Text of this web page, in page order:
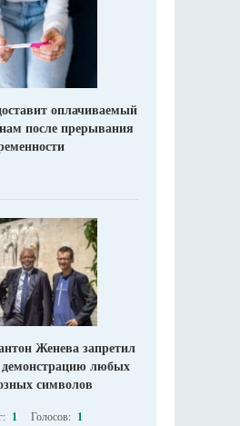
оплачиваемый
после прерывания
Женева запретил
любых
символов
1 Голосов: 1